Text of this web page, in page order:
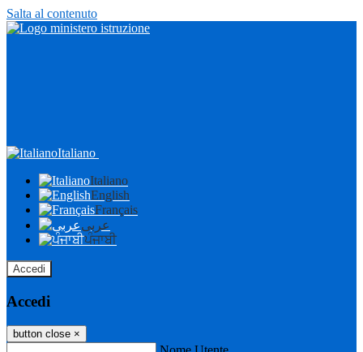
Salta al contenuto
Italiano
Italiano
English
Français
عربى
ਪੰਜਾਬੀ
Accedi
Accedi
button close ×